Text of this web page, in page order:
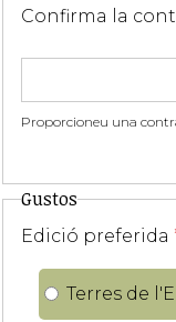
Confirma la
Proporcioneu una
Gustos
Edició preferida
Terres de